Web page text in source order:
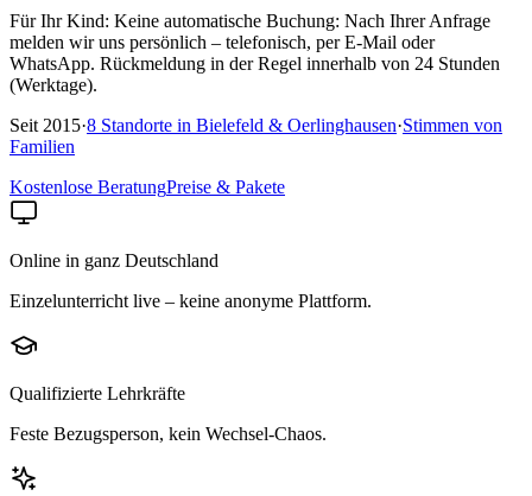
Für Ihr Kind: Keine automatische Buchung: Nach Ihrer Anfrage
melden wir uns persönlich – telefonisch, per E-Mail oder
WhatsApp. Rückmeldung in der Regel innerhalb von 24 Stunden
(Werktage).
Seit 2015·8 Standorte in Bielefeld & Oerlinghausen·Stimmen von
Familien
Kostenlose BeratungPreise & Pakete
Online in ganz Deutschland
Einzelunterricht live – keine anonyme Plattform.
Qualifizierte Lehrkräfte
Feste Bezugsperson, kein Wechsel-Chaos.